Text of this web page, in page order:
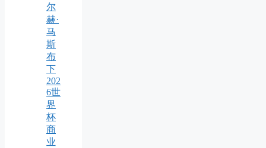
尔
赫·
马
斯
布
下
202
6世
界
杯
商
业